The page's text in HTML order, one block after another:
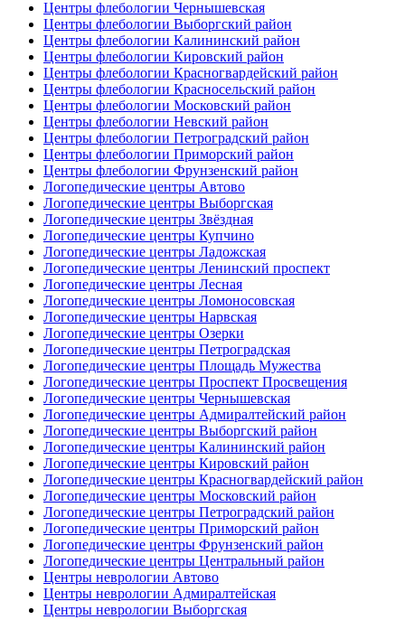
Центры флебологии Чернышевская
Центры флебологии Выборгский район
Центры флебологии Калининский район
Центры флебологии Кировский район
Центры флебологии Красногвардейский район
Центры флебологии Красносельский район
Центры флебологии Московский район
Центры флебологии Невский район
Центры флебологии Петроградский район
Центры флебологии Приморский район
Центры флебологии Фрунзенский район
Логопедические центры Автово
Логопедические центры Выборгская
Логопедические центры Звёздная
Логопедические центры Купчино
Логопедические центры Ладожская
Логопедические центры Ленинский проспект
Логопедические центры Лесная
Логопедические центры Ломоносовская
Логопедические центры Нарвская
Логопедические центры Озерки
Логопедические центры Петроградская
Логопедические центры Площадь Мужества
Логопедические центры Проспект Просвещения
Логопедические центры Чернышевская
Логопедические центры Адмиралтейский район
Логопедические центры Выборгский район
Логопедические центры Калининский район
Логопедические центры Кировский район
Логопедические центры Красногвардейский район
Логопедические центры Московский район
Логопедические центры Петроградский район
Логопедические центры Приморский район
Логопедические центры Фрунзенский район
Логопедические центры Центральный район
Центры неврологии Автово
Центры неврологии Адмиралтейская
Центры неврологии Выборгская